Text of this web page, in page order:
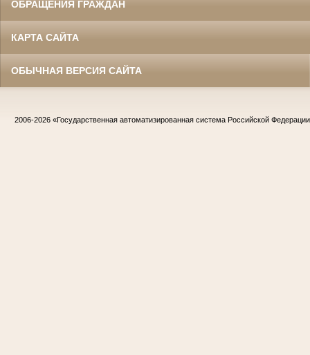
ОБРАЩЕНИЯ ГРАЖДАН
КАРТА САЙТА
ОБЫЧНАЯ ВЕРСИЯ САЙТА
2006-2026 «Государственная автоматизированная система Российской